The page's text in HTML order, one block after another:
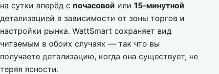
на сутки вперёд с почасовой или 15‑минутной
детализацией в зависимости от зоны торгов и
настройки рынка. WattSmart сохраняет вид
читаемым в обоих случаях — так что вы
получаете детализацию, когда она существует, не
теряя ясности.